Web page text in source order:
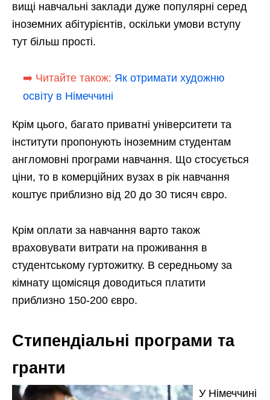
вищі навчальні заклади дуже популярні серед
іноземних абітурієнтів, оскільки умови вступу
тут більш прості.
➡️ Читайте також: Як отримати художню
освіту в Німеччині
Крім цього, багато приватні університети та
інститути пропонують іноземним студентам
англомовні програми навчання. Що стосується
ціни, то в комерційних вузах в рік навчання
коштує приблизно від 20 до 30 тисяч євро.
Крім оплати за навчання варто також
враховувати витрати на проживання в
студентському гуртожитку. В середньому за
кімнату щомісяця доводиться платити
приблизно 150-200 євро.
Стипендіальні програми та
гранти
У Німеччині